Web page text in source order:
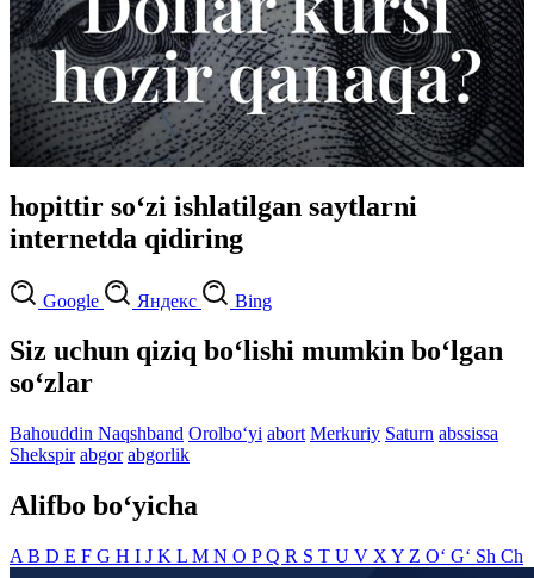
hopittir so‘zi ishlatilgan saytlarni
internetda qidiring
Google Яндекс Bing
Siz uchun qiziq bo‘lishi mumkin bo‘lgan
so‘zlar
Bahouddin Naqshband Orolbo‘yi abort Merkuriy Saturn abssissa
Shekspir abgor abgorlik
Alifbo bo‘yicha
A B D E F G H I J K L M N O PQ R S T U V X Y Z O‘ G‘ Sh Ch